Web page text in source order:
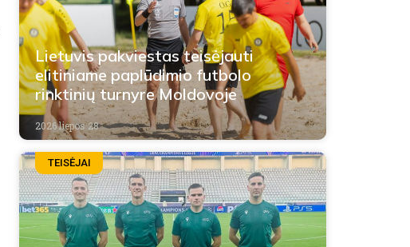
Lietuvis pakviestas teisėjauti
elitiniame paplūdimio futbolo
rinktinių turnyre Moldovoje
2026 liepos 28
TEISĖJAI